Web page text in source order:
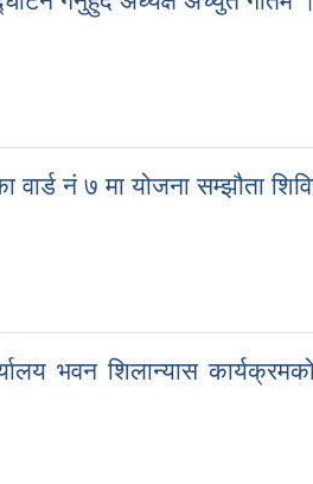
नं ७ मा योजना सम्झौता
भवन शिलान्यास